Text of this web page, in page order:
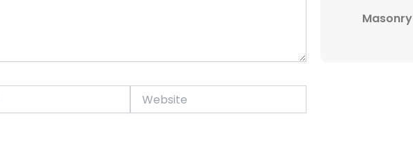
Website
Masonry